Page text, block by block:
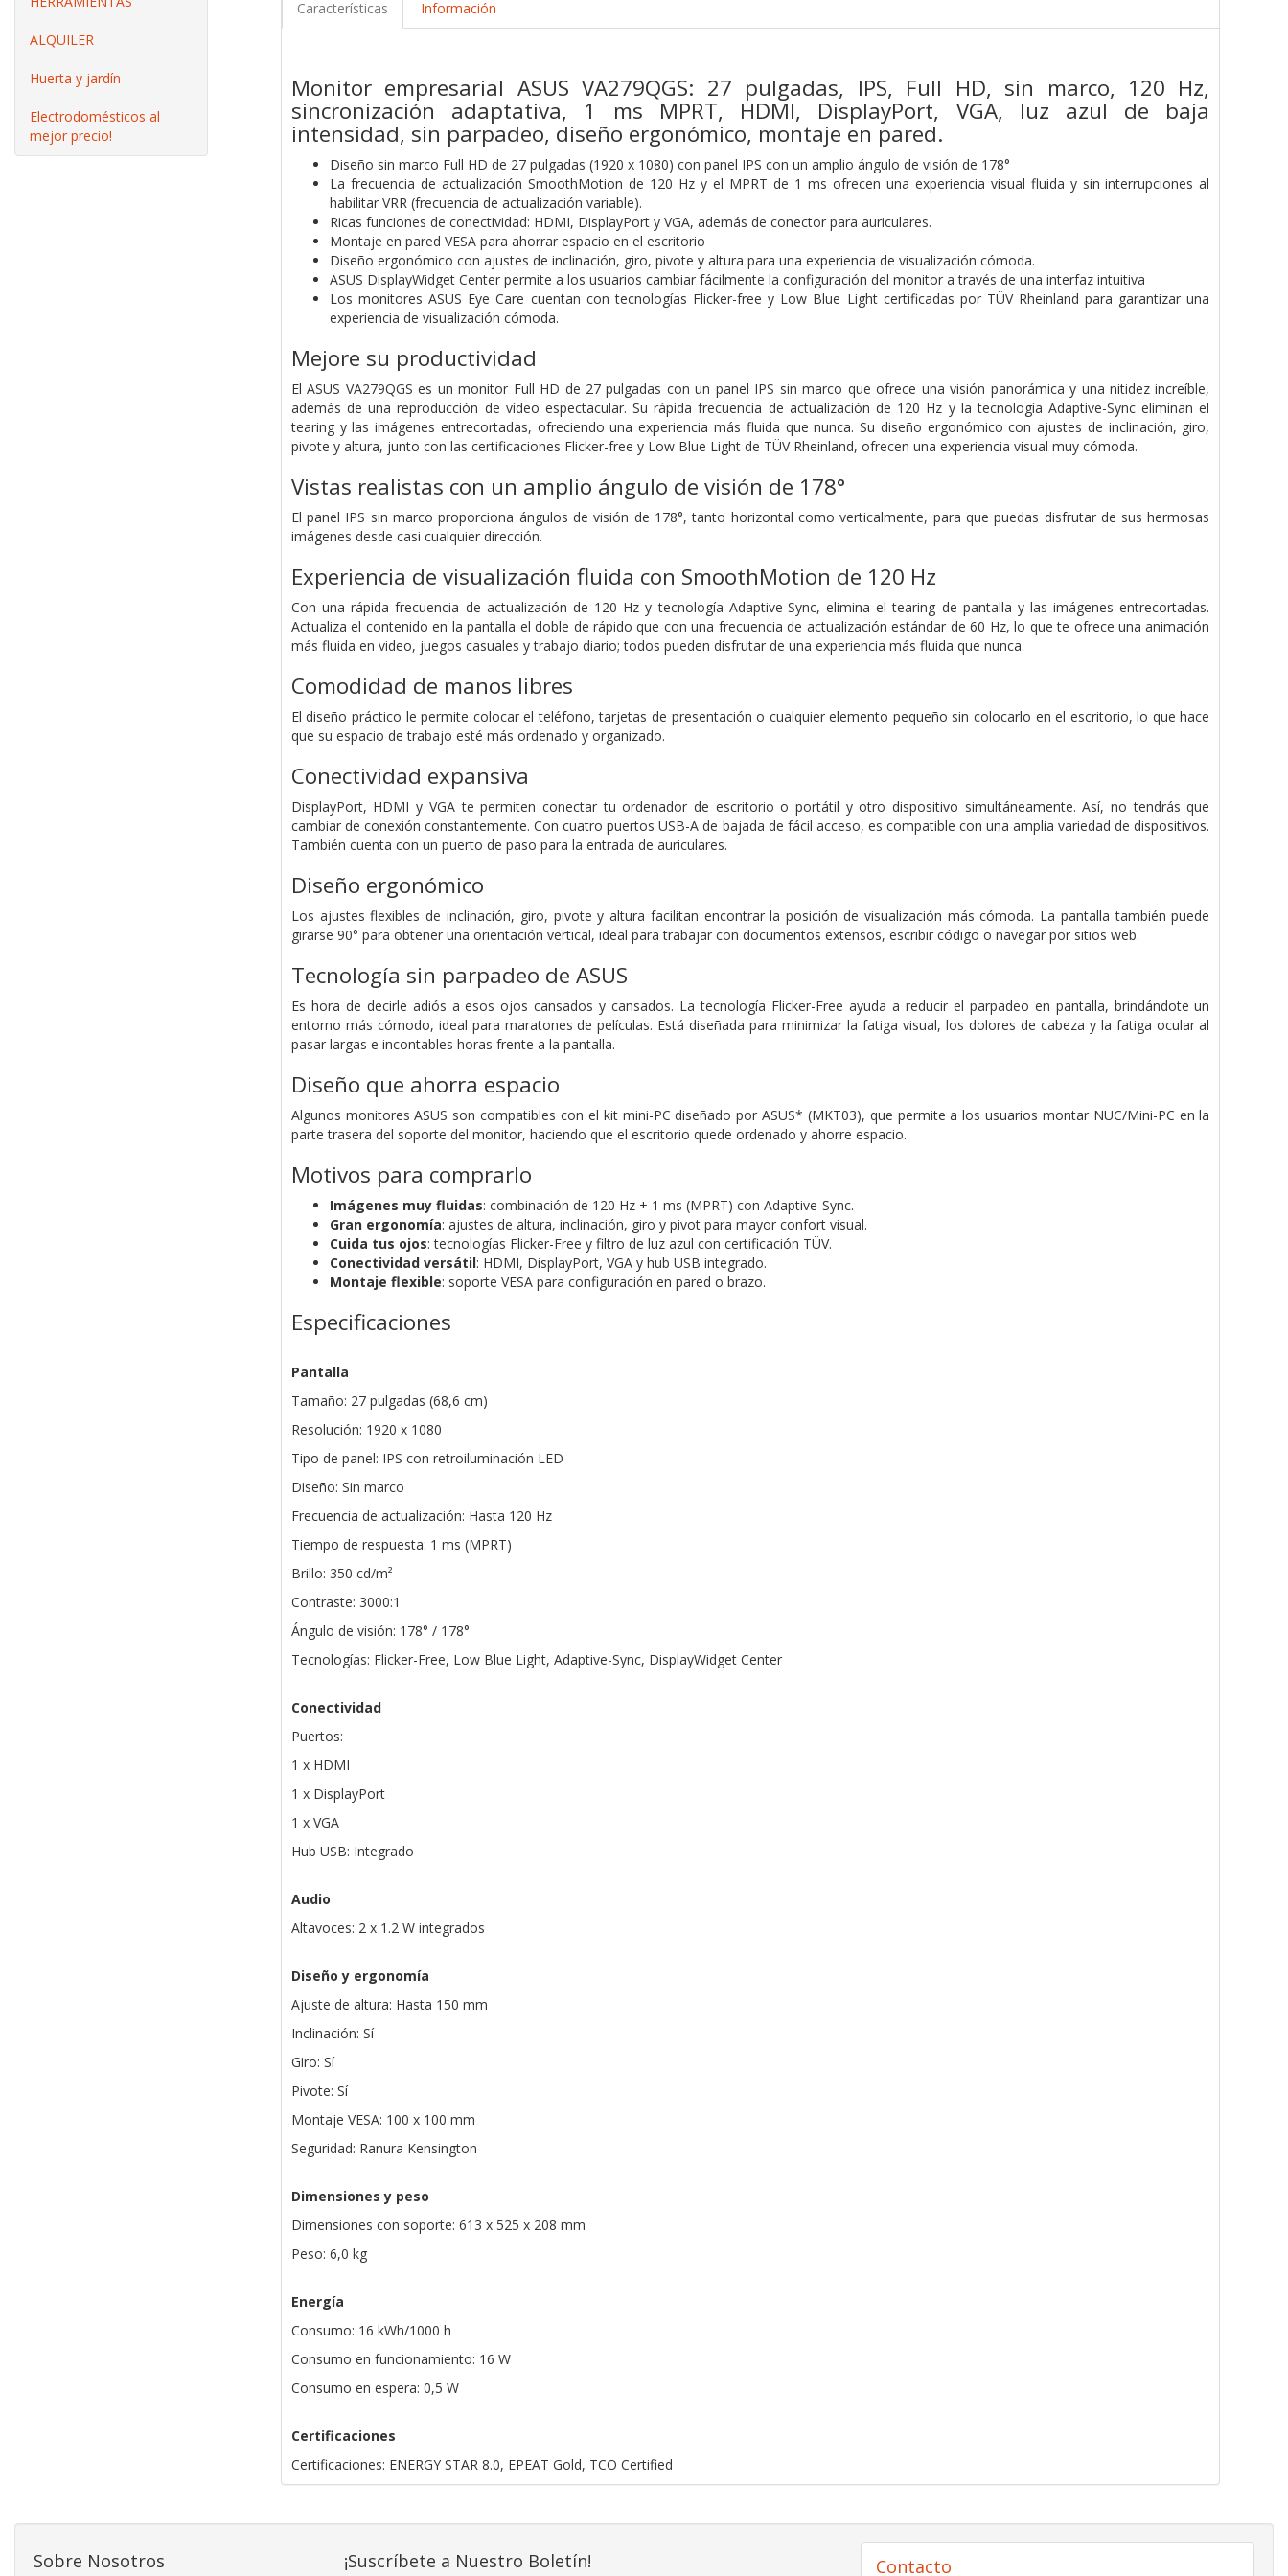
ALQUILER
Huerta y jardín
Electrodomésticos al
mejor precio!
Características Información
Monitor empresarial ASUS VA279QGS: 27 pulgadas, IPS, Full HD, sin marco, 120 Hz,
sincronización adaptativa, 1 ms MPRT, HDMI, DisplayPort, VGA, luz azul de baja
intensidad, sin parpadeo, diseño ergonómico, montaje en pared.
Diseño sin marco Full HD de 27 pulgadas (1920 x 1080) con panel IPS con un amplio ángulo de visión de 178°
La frecuencia de actualización SmoothMotion de 120 Hz y el MPRT de 1 ms ofrecen una experiencia visual fluida y sin interrupciones al
habilitar VRR (frecuencia de actualización variable).
Ricas funciones de conectividad: HDMI, DisplayPort y VGA, además de conector para auriculares.
Montaje en pared VESA para ahorrar espacio en el escritorio
Diseño ergonómico con ajustes de inclinación, giro, pivote y altura para una experiencia de visualización cómoda.
ASUS DisplayWidget Center permite a los usuarios cambiar fácilmente la configuración del monitor a través de una interfaz intuitiva
Los monitores ASUS Eye Care cuentan con tecnologías Flicker-free y Low Blue Light certificadas por TÜV Rheinland para garantizar una
experiencia de visualización cómoda.
Mejore su productividad
El ASUS VA279QGS es un monitor Full HD de 27 pulgadas con un panel IPS sin marco que ofrece una visión panorámica y una nitidez increíble,
además de una reproducción de vídeo espectacular. Su rápida frecuencia de actualización de 120 Hz y la tecnología Adaptive-Sync eliminan el
tearing y las imágenes entrecortadas, ofreciendo una experiencia más fluida que nunca. Su diseño ergonómico con ajustes de inclinación, giro,
pivote y altura, junto con las certificaciones Flicker-free y Low Blue Light de TÜV Rheinland, ofrecen una experiencia visual muy cómoda.
Vistas realistas con un amplio ángulo de visión de 178°
El panel IPS sin marco proporciona ángulos de visión de 178°, tanto horizontal como verticalmente, para que puedas disfrutar de sus hermosas
imágenes desde casi cualquier dirección.
Experiencia de visualización fluida con SmoothMotion de 120 Hz
Con una rápida frecuencia de actualización de 120 Hz y tecnología Adaptive-Sync, elimina el tearing de pantalla y las imágenes entrecortadas.
Actualiza el contenido en la pantalla el doble de rápido que con una frecuencia de actualización estándar de 60 Hz, lo que te ofrece una animación
más fluida en video, juegos casuales y trabajo diario; todos pueden disfrutar de una experiencia más fluida que nunca.
Comodidad de manos libres
El diseño práctico le permite colocar el teléfono, tarjetas de presentación o cualquier elemento pequeño sin colocarlo en el escritorio, lo que hace
que su espacio de trabajo esté más ordenado y organizado.
Conectividad expansiva
DisplayPort, HDMI y VGA te permiten conectar tu ordenador de escritorio o portátil y otro dispositivo simultáneamente. Así, no tendrás que
cambiar de conexión constantemente. Con cuatro puertos USB-A de bajada de fácil acceso, es compatible con una amplia variedad de dispositivos.
También cuenta con un puerto de paso para la entrada de auriculares.
Diseño ergonómico
Los ajustes flexibles de inclinación, giro, pivote y altura facilitan encontrar la posición de visualización más cómoda. La pantalla también puede
girarse 90° para obtener una orientación vertical, ideal para trabajar con documentos extensos, escribir código o navegar por sitios web.
Tecnología sin parpadeo de ASUS
Es hora de decirle adiós a esos ojos cansados ​​y cansados. La tecnología Flicker-Free ayuda a reducir el parpadeo en pantalla, brindándote un
entorno más cómodo, ideal para maratones de películas. Está diseñada para minimizar la fatiga visual, los dolores de cabeza y la fatiga ocular al
pasar largas e incontables horas frente a la pantalla.
Diseño que ahorra espacio
Algunos monitores ASUS son compatibles con el kit mini-PC diseñado por ASUS* (MKT03), que permite a los usuarios montar NUC/Mini-PC en la
parte trasera del soporte del monitor, haciendo que el escritorio quede ordenado y ahorre espacio.
Motivos para comprarlo
Imágenes muy fluidas: combinación de 120 Hz + 1 ms (MPRT) con Adaptive-Sync.
Gran ergonomía: ajustes de altura, inclinación, giro y pivot para mayor confort visual.
Cuida tus ojos: tecnologías Flicker-Free y filtro de luz azul con certificación TÜV.
Conectividad versátil: HDMI, DisplayPort, VGA y hub USB integrado.
Montaje flexible: soporte VESA para configuración en pared o brazo.
Especificaciones
Pantalla
Tamaño: 27 pulgadas (68,6 cm)
Resolución: 1920 x 1080
Tipo de panel: IPS con retroiluminación LED
Diseño: Sin marco
Frecuencia de actualización: Hasta 120 Hz
Tiempo de respuesta: 1 ms (MPRT)
Brillo: 350 cd/m²
Contraste: 3000:1
Ángulo de visión: 178° / 178°
Tecnologías: Flicker-Free, Low Blue Light, Adaptive-Sync, DisplayWidget Center
Conectividad
Puertos:
1 x HDMI
1 x DisplayPort
1 x VGA
Hub USB: Integrado
Audio
Altavoces: 2 x 1.2 W integrados
Diseño y ergonomía
Ajuste de altura: Hasta 150 mm
Inclinación: Sí
Giro: Sí
Pivote: Sí
Montaje VESA: 100 x 100 mm
Seguridad: Ranura Kensington
Dimensiones y peso
Dimensiones con soporte: 613 x 525 x 208 mm
Peso: 6,0 kg
Energía
Consumo: 16 kWh/1000 h
Consumo en funcionamiento: 16 W
Consumo en espera: 0,5 W
Certificaciones
Certificaciones: ENERGY STAR 8.0, EPEAT Gold, TCO Certified
Sobre Nosotros ¡Suscríbete a Nuestro Boletín! Contacto